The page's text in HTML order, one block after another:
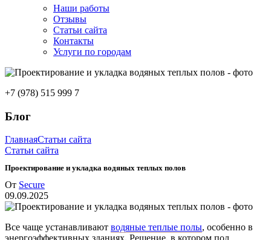
Наши работы
Отзывы
Статьи сайта
Контакты
Услуги по городам
+7 (978) 515 999 7
Блог
ГлавнаяСтатьи сайта
Статьи сайта
Проектирование и укладка водяных теплых полов
От Secure
09.09.2025
Все чаще устанавливают водяные теплые полы, особенно в
энергоэффективных зданиях. Решение, в котором пол